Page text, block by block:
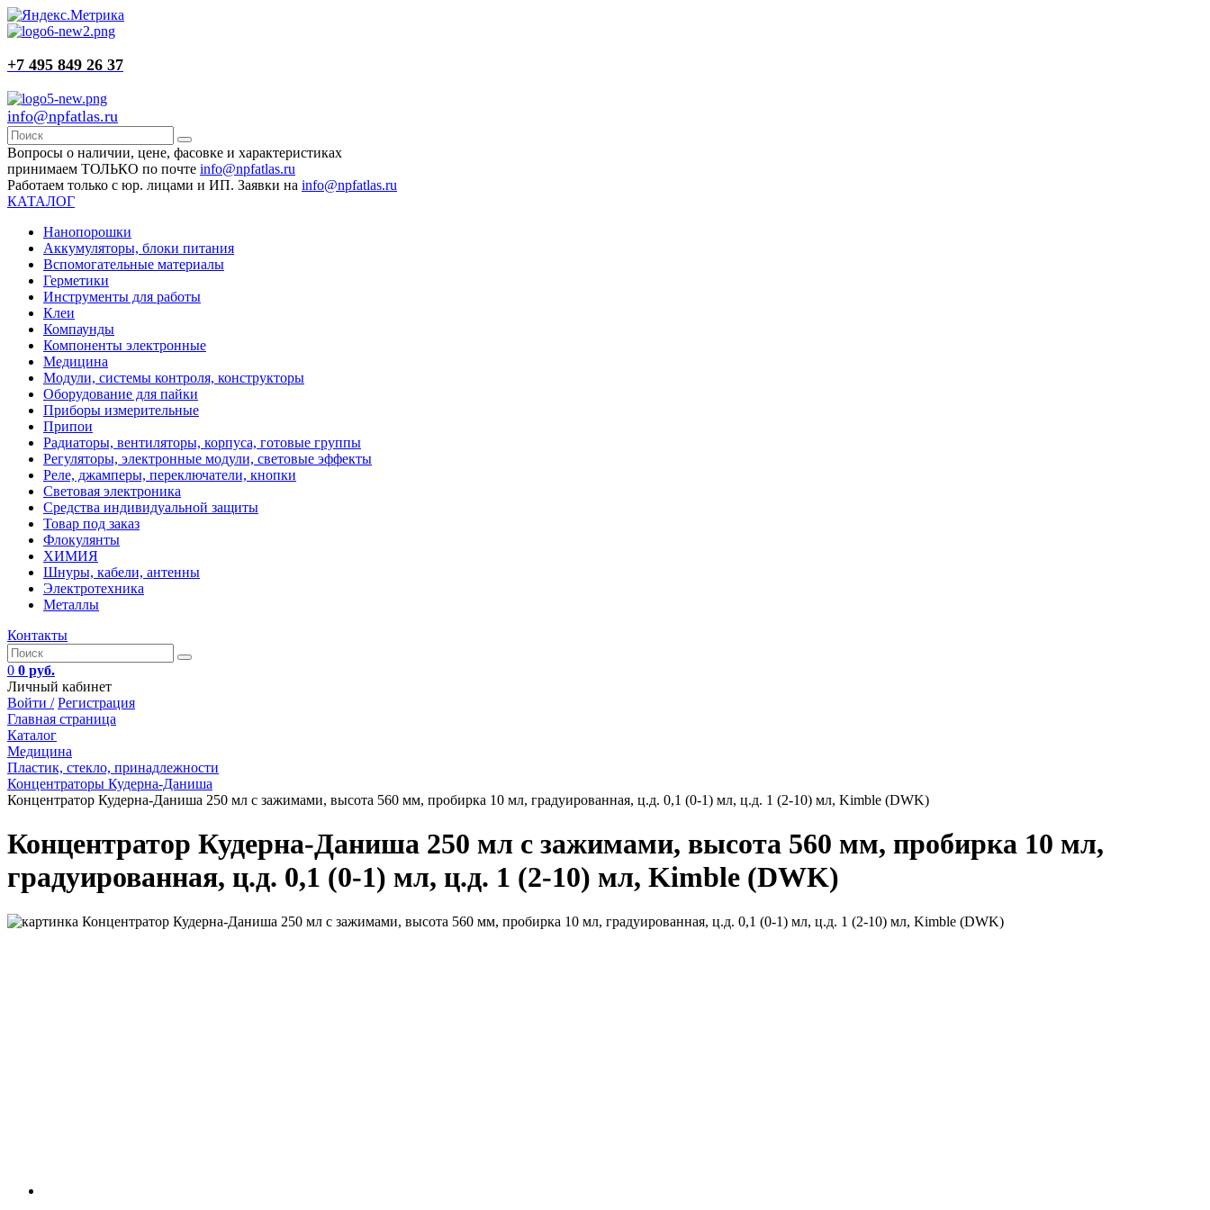
+7 495 849 26 37
info@npfatlas.ru
Вопросы о наличии, цене, фасовке и характеристиках
принимаем ТОЛЬКО по почте info@npfatlas.ru
Работаем только с юр. лицами и ИП. Заявки на info@npfatlas.ru
КАТАЛОГ
Нанопорошки
Аккумуляторы, блоки питания
Вспомогательные материалы
Герметики
Инструменты для работы
Клеи
Компаунды
Компоненты электронные
Медицина
Модули, системы контроля, конструкторы
Оборудование для пайки
Приборы измерительные
Припои
Радиаторы, вентиляторы, корпуса, готовые группы
Регуляторы, электронные модули, световые эффекты
Реле, джамперы, переключатели, кнопки
Световая электроника
Средства индивидуальной защиты
Товар под заказ
Флокулянты
ХИМИЯ
Шнуры, кабели, антенны
Электротехника
Металлы
Контакты
0 0 руб.
Личный кабинет
Войти / Регистрация
Главная страница
Каталог
Медицина
Пластик, стекло, принадлежности
Концентраторы Кудерна-Даниша
Концентратор Кудерна-Даниша 250 мл с зажимами, высота 560 мм, пробирка 10 мл, градуированная, ц.д. 0,1 (0-1) мл, ц.д. 1 (2-10) мл, Kimble (DWK)
Концентратор Кудерна-Даниша 250 мл с зажимами, высота 560 мм, пробирка 10 мл,
градуированная, ц.д. 0,1 (0-1) мл, ц.д. 1 (2-10) мл, Kimble (DWK)